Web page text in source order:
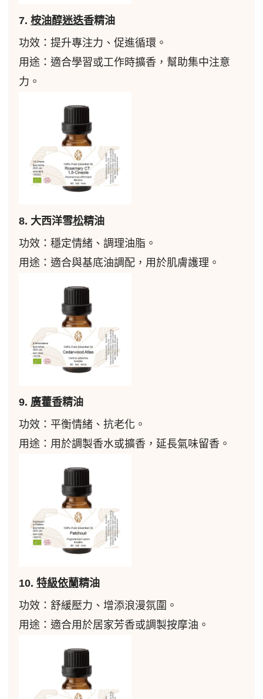
7. 桉油醇迷迭香精油
功效：提升專注力、促進循環。
用途：適合學習或工作時擴香，幫助集中注意
力。
8. 大西洋雪松精油
功效：穩定情緒、調理油脂。
用途：適合與基底油調配，用於肌膚護理。
9. 廣藿香精油
功效：平衡情緒、抗老化。
用途：用於調製香水或擴香，延長氣味留香。
10. 特級依蘭精油
功效：舒緩壓力、增添浪漫氛圍。
用途：適合用於居家芳香或調製按摩油。